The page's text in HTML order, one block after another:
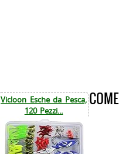
Vicloon Esche da Pesca,
120 Pezzi...
COME